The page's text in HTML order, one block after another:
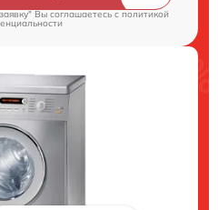
Вы соглашаетесь cполитикой